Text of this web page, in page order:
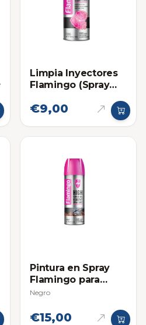
Limpia Inyectores
Flamingo (Spray
€9,00
Pintura en Spray
Flamingo para
Altas Temperaturas
Negro
€15,00